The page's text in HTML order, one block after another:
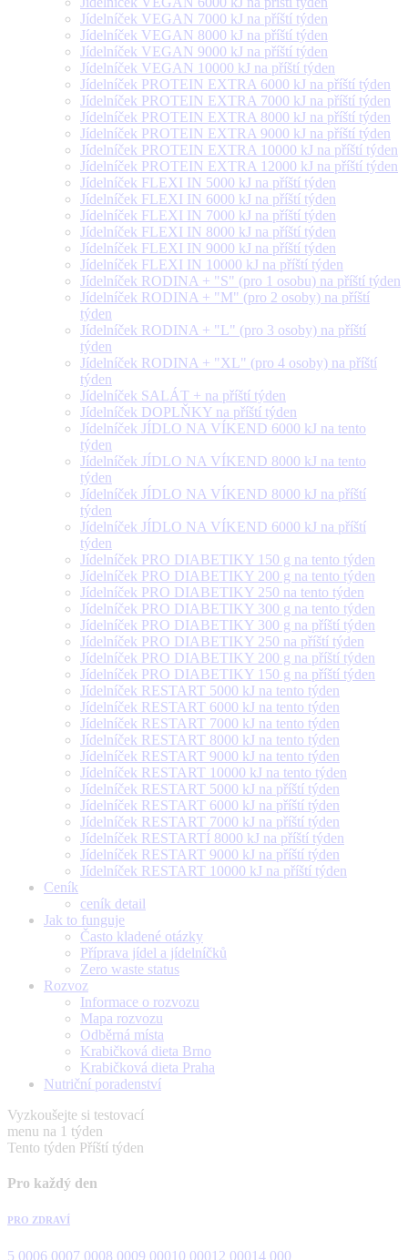
Jídelníček VEGAN 7000 kJ na příští týden
Jídelníček VEGAN 8000 kJ na příští týden
Jídelníček VEGAN 9000 kJ na příští týden
Jídelníček VEGAN 10000 kJ na příští týden
Jídelníček PROTEIN EXTRA 6000 kJ na příští týden
Jídelníček PROTEIN EXTRA 7000 kJ na příští týden
Jídelníček PROTEIN EXTRA 8000 kJ na příští týden
Jídelníček PROTEIN EXTRA 9000 kJ na příští týden
Jídelníček PROTEIN EXTRA 10000 kJ na příští týden
Jídelníček PROTEIN EXTRA 12000 kJ na příští týden
Jídelníček FLEXI IN 5000 kJ na příští týden
Jídelníček FLEXI IN 6000 kJ na příští týden
Jídelníček FLEXI IN 7000 kJ na příští týden
Jídelníček FLEXI IN 8000 kJ na příští týden
Jídelníček FLEXI IN 9000 kJ na příští týden
Jídelníček FLEXI IN 10000 kJ na příští týden
Jídelníček RODINA + "S" (pro 1 osobu) na příští týden
Jídelníček RODINA + "M" (pro 2 osoby) na příští
týden
Jídelníček RODINA + "L" (pro 3 osoby) na příští
týden
Jídelníček RODINA + "XL" (pro 4 osoby) na příští
týden
Jídelníček SALÁT + na příští týden
Jídelníček DOPLŇKY na příští týden
Jídelníček JÍDLO NA VÍKEND 6000 kJ na tento
týden
Jídelníček JÍDLO NA VÍKEND 8000 kJ na tento
týden
Jídelníček JÍDLO NA VÍKEND 8000 kJ na příští
týden
Jídelníček JÍDLO NA VÍKEND 6000 kJ na příští
týden
Jídelníček PRO DIABETIKY 150 g na tento týden
Jídelníček PRO DIABETIKY 200 g na tento týden
Jídelníček PRO DIABETIKY 250 na tento týden
Jídelníček PRO DIABETIKY 300 g na tento týden
Jídelníček PRO DIABETIKY 300 g na příští týden
Jídelníček PRO DIABETIKY 250 na příští týden
Jídelníček PRO DIABETIKY 200 g na příští týden
Jídelníček PRO DIABETIKY 150 g na příští týden
Jídelníček RESTART 5000 kJ na tento týden
Jídelníček RESTART 6000 kJ na tento týden
Jídelníček RESTART 7000 kJ na tento týden
Jídelníček RESTART 8000 kJ na tento týden
Jídelníček RESTART 9000 kJ na tento týden
Jídelníček RESTART 10000 kJ na tento týden
Jídelníček RESTART 5000 kJ na příští týden
Jídelníček RESTART 6000 kJ na příští týden
Jídelníček RESTART 7000 kJ na příští týden
Jídelníček RESTARTÍ 8000 kJ na příští týden
Jídelníček RESTART 9000 kJ na příští týden
Jídelníček RESTART 10000 kJ na příští týden
Ceník
ceník detail
Jak to funguje
Často kladené otázky
Příprava jídel a jídelníčků
Zero waste status
Rozvoz
Informace o rozvozu
Mapa rozvozu
Odběrná místa
Krabičková dieta Brno
Krabičková dieta Praha
Nutriční poradenství
Vyzkoušejte si testovací
menu na 1 týden
Tento týden Příští týden
Pro každý den
PRO ZDRAVÍ
5 0006 0007 0008 0009 00010 00012 00014 000